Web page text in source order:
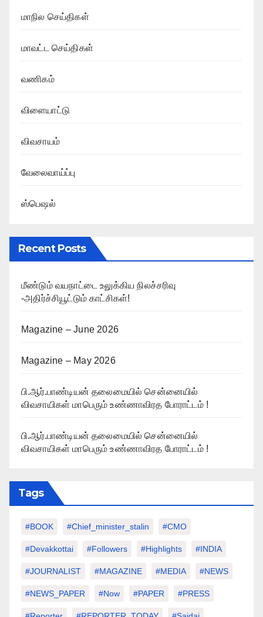
மாநில செய்திகள்
மாவட்ட செய்திகள்
வணிகம்
விளையாட்டு
விவசாயம்
வேலைவாய்ப்பு
ஸ்பெஷல்
Recent Posts
மீண்டும் வயநாட்டை உலுக்கிய நிலச்சரிவு
-அதிர்ச்சியூட்டும் காட்சிகள்!
Magazine – June 2026
Magazine – May 2026
பி.ஆர்.பாண்டியன் தலைமையில் சென்னையில்
விவசாயிகள் மாபெரும் உண்ணாவிரத போராட்டம் !
பி.ஆர்.பாண்டியன் தலைமையில் சென்னையில்
விவசாயிகள் மாபெரும் உண்ணாவிரத போராட்டம் !
Tags
#BOOK #chief_minister_stalin #CMO
#devakkottai #followers #highlights #INDIA
#JOURNALIST #MAGAZINE #MEDIA #NEWS
#NEWS_PAPER #Now #PAPER #PRESS